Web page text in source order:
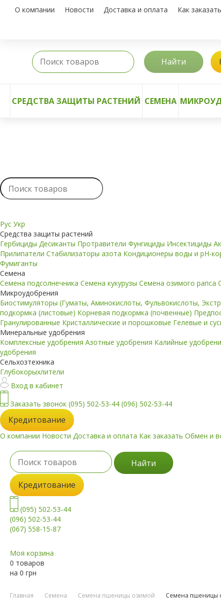
О компании Новости Доставка и оплата Как заказать
Найти
СРЕДСТВА ЗАЩИТЫ РАСТЕНИЙ СЕМЕНА
Рус Укр
Средства защиты растений
Гербициды Десиканты Протравители Фунгициды Инсектициды
Прилипатели Стабилизаторы азота Кондиционеры воды и pH-
Фумиганты
Семена
Семена подсолнечника Семена кукурузы Семена озимого рапса
Микроудобрения
Биостимуляторы (Гуматы, Аминокислоты, Фульвокислоты,
подкормка (листовые) Корневая подкормка (почвенные)
Гранулированные Кристаллические и порошковые Гелевые и
Минеральные удобрения
Комплексные удобрения Азотные удобрения Калийные
удобрения
Сельхозтехника
Глубокорыхлители
Вход в кабинет
Заказать звонок (095) 502-53-44 (096) 502-53-44
Кредитование
О компании Новости Доставка и оплата Как заказать Обмен и
Найти
Кредитование
(095) 502-53-44
(096) 502-53-44
(067) 558-15-87
Моя корзина
0 товаров
на 0 грн
Главная Семена Семена пшеницы озимой Семена пшеницы